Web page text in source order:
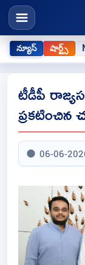
న్యూస్ షార్ట్స్
టీడీపీ
ప్రకటించిన
06-06-